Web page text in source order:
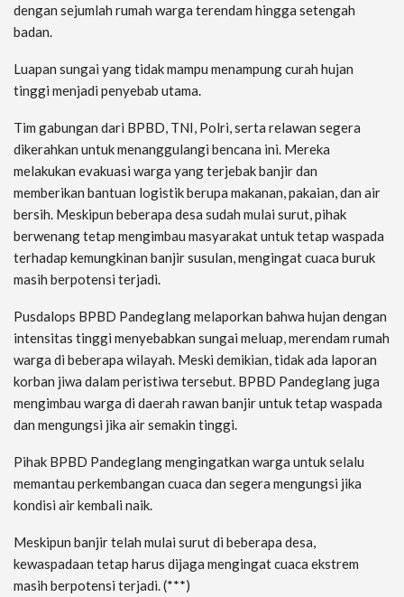
dengan sejumlah rumah warga terendam hingga setengah
badan.
Luapan sungai yang tidak mampu menampung curah hujan
tinggi menjadi penyebab utama.
Tim gabungan dari BPBD, TNI, Polri, serta relawan segera
dikerahkan untuk menanggulangi bencana ini. Mereka
melakukan evakuasi warga yang terjebak banjir dan
memberikan bantuan logistik berupa makanan, pakaian, dan air
bersih. Meskipun beberapa desa sudah mulai surut, pihak
berwenang tetap mengimbau masyarakat untuk tetap waspada
terhadap kemungkinan banjir susulan, mengingat cuaca buruk
masih berpotensi terjadi.
Pusdalops BPBD Pandeglang melaporkan bahwa hujan dengan
intensitas tinggi menyebabkan sungai meluap, merendam rumah
warga di beberapa wilayah. Meski demikian, tidak ada laporan
korban jiwa dalam peristiwa tersebut. BPBD Pandeglang juga
mengimbau warga di daerah rawan banjir untuk tetap waspada
dan mengungsi jika air semakin tinggi.
Pihak BPBD Pandeglang mengingatkan warga untuk selalu
memantau perkembangan cuaca dan segera mengungsi jika
kondisi air kembali naik.
Meskipun banjir telah mulai surut di beberapa desa,
kewaspadaan tetap harus dijaga mengingat cuaca ekstrem
masih berpotensi terjadi. (***)